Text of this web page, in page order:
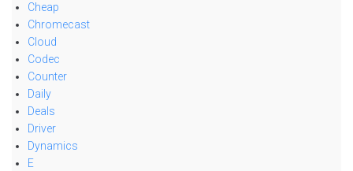
Cheap
Chromecast
Cloud
Codec
Counter
Daily
Deals
Driver
Dynamics
E